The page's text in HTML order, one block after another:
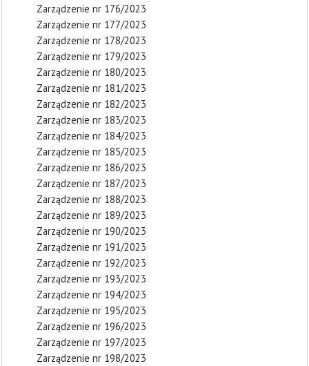
Zarządzenie nr 176/2023
Zarządzenie nr 177/2023
Zarządzenie nr 178/2023
Zarządzenie nr 179/2023
Zarządzenie nr 180/2023
Zarządzenie nr 181/2023
Zarządzenie nr 182/2023
Zarządzenie nr 183/2023
Zarządzenie nr 184/2023
Zarządzenie nr 185/2023
Zarządzenie nr 186/2023
Zarządzenie nr 187/2023
Zarządzenie nr 188/2023
Zarządzenie nr 189/2023
Zarządzenie nr 190/2023
Zarządzenie nr 191/2023
Zarządzenie nr 192/2023
Zarządzenie nr 193/2023
Zarządzenie nr 194/2023
Zarządzenie nr 195/2023
Zarządzenie nr 196/2023
Zarządzenie nr 197/2023
Zarządzenie nr 198/2023